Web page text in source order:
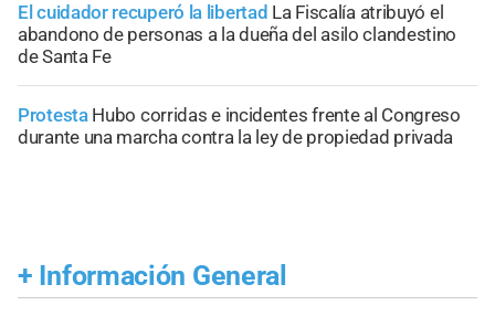
El cuidador recuperó la libertad La Fiscalía atribuyó el
abandono de personas a la dueña del asilo clandestino
de Santa Fe
Protesta Hubo corridas e incidentes frente al Congreso
durante una marcha contra la ley de propiedad privada
+ Información General